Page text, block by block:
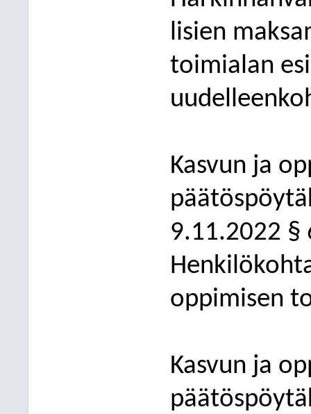
lisien
toimialan
Kasvun ja
9.11.2022 §
oppimisen
Kasvun ja